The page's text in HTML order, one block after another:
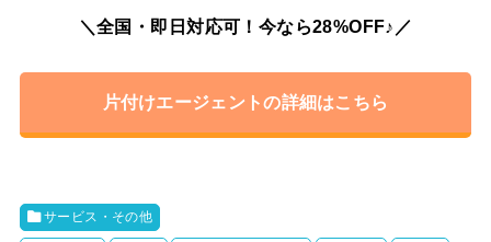
＼全国・即日対応可！今なら28%OFF♪／
片付けエージェントの詳細はこちら
サービス・その他